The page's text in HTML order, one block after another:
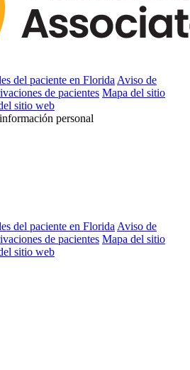
del paciente en Florida Aviso de
de pacientes Mapa del sitio
sitio web
personal
del paciente en Florida Aviso de
de pacientes Mapa del sitio
sitio web